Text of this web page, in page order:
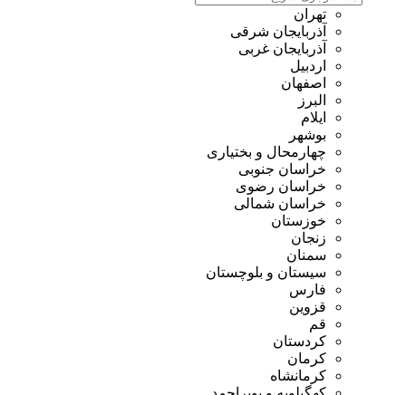
تهران
آذربایجان شرقی
آذربایجان غربی
اردبیل
اصفهان
البرز
ایلام
بوشهر
چهارمحال و بختیاری
خراسان جنوبی
خراسان رضوی
خراسان شمالی
خوزستان
زنجان
سمنان
سیستان و بلوچستان
فارس
قزوین
قم
کردستان
کرمان
کرمانشاه